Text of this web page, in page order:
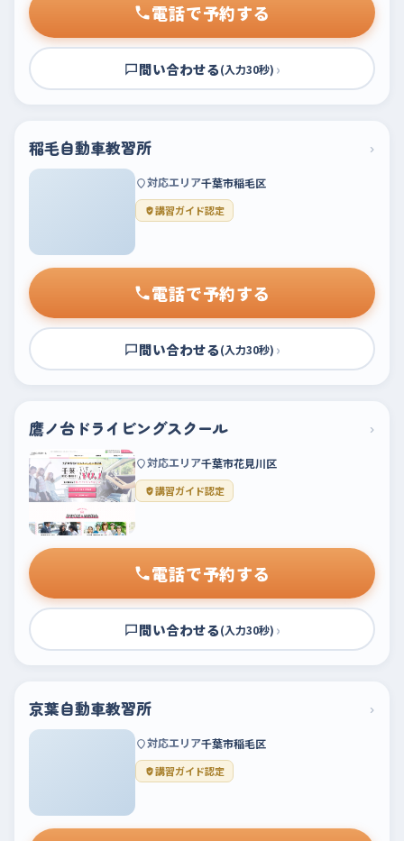
電話で予約する
問い合わせる(入力30秒) ›
稲毛自動車教習所 ›
対応エリア千葉市稲毛区
講習ガイド認定
電話で予約する
問い合わせる(入力30秒) ›
鷹ノ台ドライビングスクール ›
対応エリア千葉市花見川区
講習ガイド認定
電話で予約する
問い合わせる(入力30秒) ›
京葉自動車教習所 ›
対応エリア千葉市稲毛区
講習ガイド認定